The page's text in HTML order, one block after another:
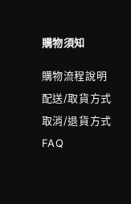
購物須知
購物流程說明
配送/取貨方式
取消/退貨方式
FAQ